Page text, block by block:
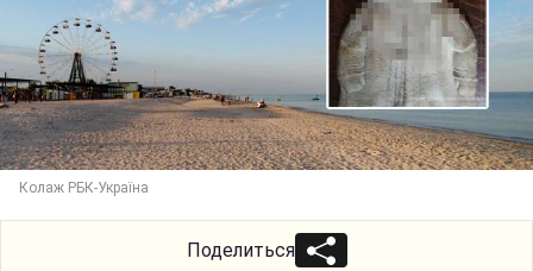
Колаж РБК-Україна
Поделиться